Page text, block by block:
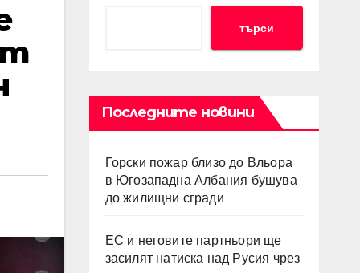
търси
Последните новини
Горски пожар близо до Вльора
в Югозападна Албания бушува
до жилищни сгради
ЕС и неговите партньори ще
засилят натиска над Русия чрез